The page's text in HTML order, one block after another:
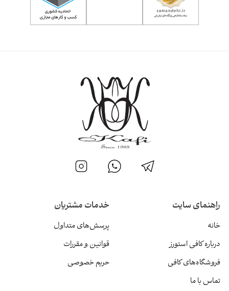
راهنمای سایت
خانه
درباره کافی استورز
فروشگاه‌های کافی
تماس با ما
خدمات مشتریان
پرسش‌های متداول
قوانین و مقررات
حریم خصوصی